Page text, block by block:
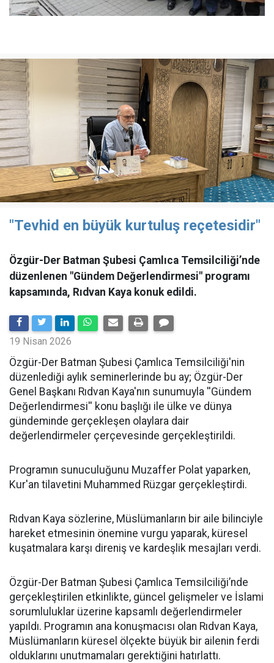
"Tevhid en büyük kurtuluş reçetesidir"
Özgür-Der Batman Şubesi Çamlıca Temsilciliği’nde
düzenlenen "Gündem Değerlendirmesi" programı
kapsamında, Rıdvan Kaya konuk edildi.
19 Nisan 2026
​Özgür-Der Batman Şubesi Çamlıca Temsilciliği'nin
düzenlediği aylık seminerlerinde bu ay; Özgür-Der
Genel Başkanı Rıdvan Kaya'nın sunumuyla ''Gündem
Değerlendirmesi'' konu başlığı ile ülke ve dünya
gündeminde gerçekleşen olaylara dair
değerlendirmeler çerçevesinde gerçekleştirildi.
Programın sunuculuğunu Muzaffer Polat yaparken,
Kur'an tilavetini Muhammed Rüzgar gerçekleştirdi.
Rıdvan Kaya sözlerine, Müslümanların bir aile bilinciyle
hareket etmesinin önemine vurgu yaparak, küresel
kuşatmalara karşı direniş ve kardeşlik mesajları verdi.
Özgür-Der Batman Şubesi Çamlıca Temsilciliği’nde
gerçekleştirilen etkinlikte, güncel gelişmeler ve İslami
sorumluluklar üzerine kapsamlı değerlendirmeler
yapıldı. Programın ana konuşmacısı olan Rıdvan Kaya,
Müslümanların küresel ölçekte büyük bir ailenin ferdi
olduklarını unutmamaları gerektiğini hatırlattı.